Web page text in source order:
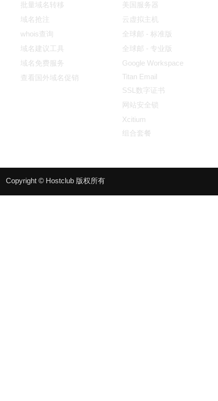
批量域名转移
域名抢注
whois查询
域名建议工具
域名免费服务
查看国外域名促销
美国服务器
云虚拟主机
全球邮 - 标准版
全球邮 - 专业版
Google Workspace
Titan Email
SSL数字证书
网站安全锁
Xcitium
组合套餐
Copyright © Hostclub 版权所有